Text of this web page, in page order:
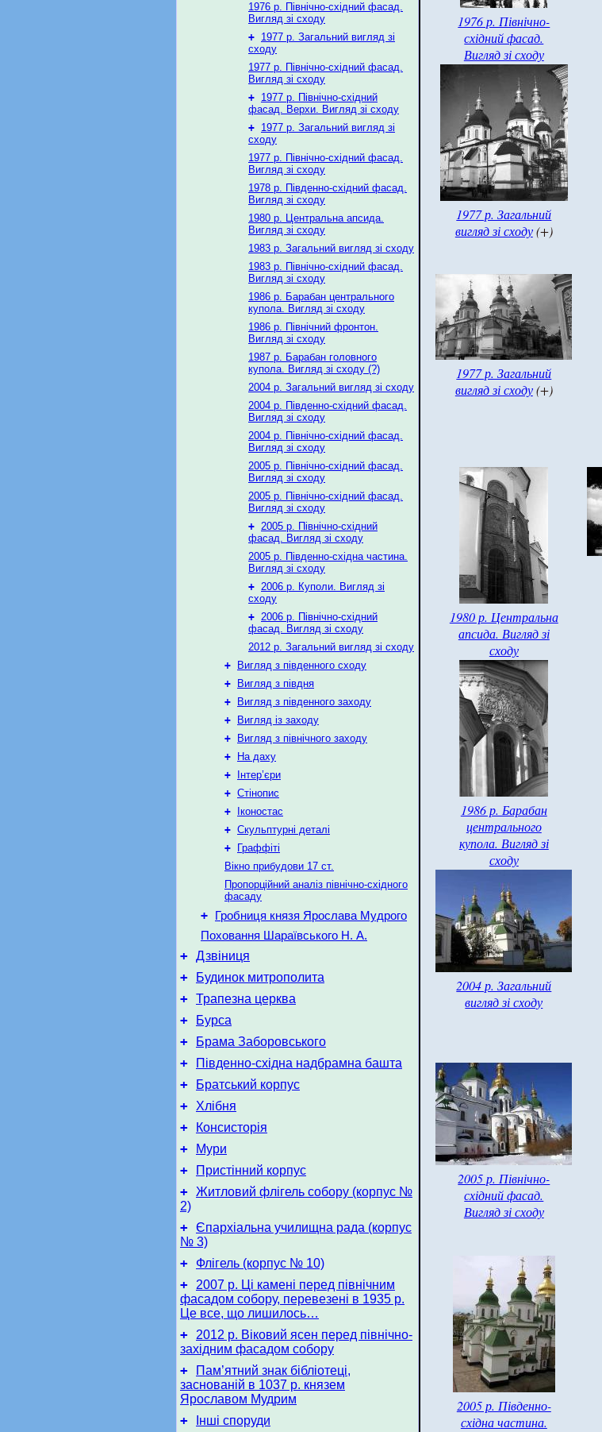
1976 р. Північно-східний фасад.
Вигляд зі сходу
+ 1977 р. Загальний вигляд зі
сходу
1977 р. Північно-східний фасад.
Вигляд зі сходу
+ 1977 р. Північно-східний
фасад. Верхи. Вигляд зі сходу
+ 1977 р. Загальний вигляд зі
сходу
1977 р. Північно-східний фасад.
Вигляд зі сходу
1978 р. Південно-східний фасад.
Вигляд зі сходу
1980 р. Центральна апсида.
Вигляд зі сходу
1983 р. Загальний вигляд зі сходу
1983 р. Північно-східний фасад.
Вигляд зі сходу
1986 р. Барабан центрального
купола. Вигляд зі сходу
1986 р. Північний фронтон.
Вигляд зі сходу
1987 р. Барабан головного
купола. Вигляд зі сходу (?)
2004 р. Загальний вигляд зі сходу
2004 р. Південно-східний фасад.
Вигляд зі сходу
2004 р. Північно-східний фасад.
Вигляд зі сходу
2005 р. Північно-східний фасад.
Вигляд зі сходу
2005 р. Північно-східний фасад.
Вигляд зі сходу
+ 2005 р. Північно-східний
фасад. Вигляд зі сходу
2005 р. Південно-східна частина.
Вигляд зі сходу
+ 2006 р. Куполи. Вигляд зі
сходу
+ 2006 р. Північно-східний
фасад. Вигляд зі сходу
2012 р. Загальний вигляд зі сходу
+
Вигляд з південного сходу
+
Вигляд з півдня
+
Вигляд з південного заходу
+
Вигляд із заходу
+
Вигляд з північного заходу
+
На даху
+
Інтер’єри
+ Стінопис
+
Іконостас
+ Скульптурні деталі
+
Граффіті
Вікно прибудови 17 ст.
Пропорційний аналіз північно-східного
фасаду
+
Гробниця князя Ярослава Мудрого
Поховання Шараївського Н. А.
+ Дзвіниця
+ Будинок митрополита
+ Трапезна церква
+ Бурса
+ Брама Заборовського
+ Південно-східна надбрамна башта
+ Братський корпус
+ Хлібня
+ Консисторія
+ Мури
+ Пристінний корпус
+ Житловий флігель собору (корпус №
2)
+ Єпархіальна училищна рада (корпус
№ 3)
+ Флігель (корпус № 10)
+
2007 р. Ці камені перед північним
фасадом собору, перевезені в 1935 р.
Це все, що лишилось…
+
2012 р. Віковий ясен перед північно-
західним фасадом собору
+
Пам’ятний знак бібліотеці,
заснованій в 1037 р. князем
Ярославом Мудрим
+ Інші споруди
1976 р. Північно-
східний фасад.
Вигляд зі сходу
1977 р. Загальний
вигляд зі сходу(+)
1977 р. Загальний
вигляд зі сходу(+)
1980 р. Центральна
апсида. Вигляд зі
сходу
1986 р. Барабан
центрального
купола. Вигляд зі
сходу
2004 р. Загальний
вигляд зі сходу
2005 р. Північно-
східний фасад.
Вигляд зі сходу
2005 р. Південно-
східна частина.